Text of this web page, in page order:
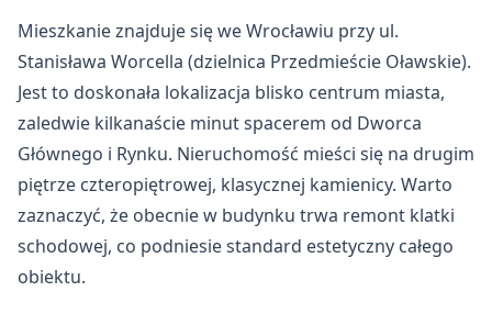
Mieszkanie znajduje się we Wrocławiu przy ul.
Stanisława Worcella (dzielnica Przedmieście Oławskie).
Jest to doskonała lokalizacja blisko centrum miasta,
zaledwie kilkanaście minut spacerem od Dworca
Głównego i Rynku. Nieruchomość mieści się na drugim
piętrze czteropiętrowej, klasycznej kamienicy. Warto
zaznaczyć, że obecnie w budynku trwa remont klatki
schodowej, co podniesie standard estetyczny całego
obiektu.